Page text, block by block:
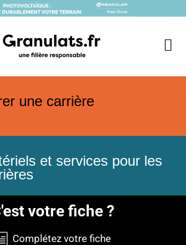
une carrière
et services pour les
votre fiche ?
Complétez votre fiche